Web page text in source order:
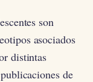
son
asociados
distintas
de